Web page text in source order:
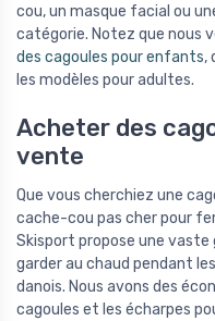
cou, un masque facial ou
catégorie. Notez que nous
des cagoules pour enfants,
les modèles pour adultes.
Acheter des
vente
Que vous cherchiez une
cache-cou pas cher pour
Skisport propose une
garder au chaud pendant
danois. Nous avons des
cagoules et les écharpes